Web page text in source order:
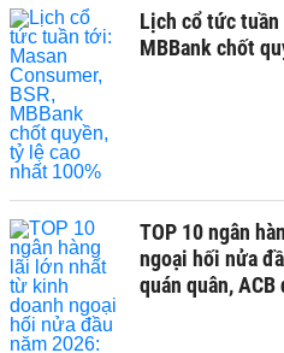
Lịch cổ tức tuần
MBBank chốt
TOP 10 ngân
ngoại hối nửa
quán quân,